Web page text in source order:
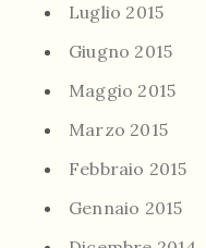
Luglio 2015
Giugno 2015
Maggio 2015
Marzo 2015
Febbraio 2015
Gennaio 2015